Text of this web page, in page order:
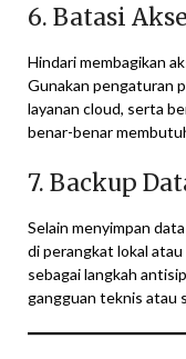
6. Batasi
Hindari membagikan
Gunakan pengaturan
layanan cloud, serta
benar-benar
7. Backup
Selain menyimpan
di perangkat lokal
sebagai langkah
gangguan teknis atau